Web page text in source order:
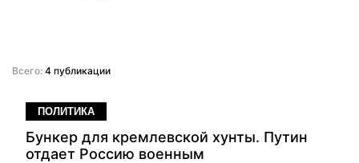
Всего: 4 публикации
ПОЛИТИКА
Бункер для кремлевской хунты. Путин
отдает Россию военным